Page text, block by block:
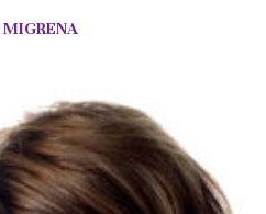
MIGRENA